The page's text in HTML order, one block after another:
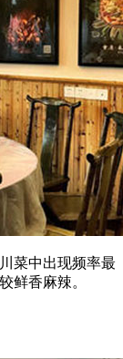
菜中出现频率最
鲜香麻辣。